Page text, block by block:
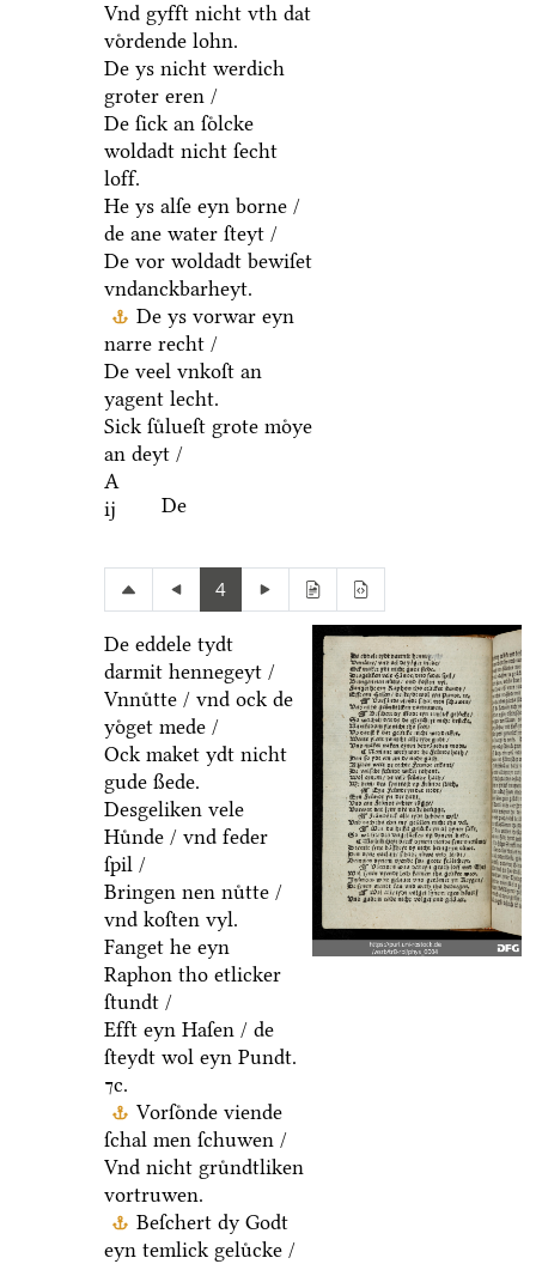
Vnd gyfft nicht vth dat
voͤrdende lohn.
De ys nicht werdich
groter eren /
De ſick an ſoͤlcke
woldadt nicht ſecht
loff.
He ys alſe eyn borne /
de ane water ſteyt /
De vor woldadt bewiſet
vndanckbarheyt.
De ys vorwar eyn
narre recht /
De veel vnkoſt an
yagent lecht.
Sick ſuͤlueſt grote moͤye
an deyt /
A
ij
De
4
De eddele tydt
darmit hennegeyt /
Vnnuͤtte / vnd ock de
yoͤget mede /
Ock maket ydt nicht
gude ßede.
Desgeliken vele
Huͤnde / vnd feder
ſpil /
Bringen nen nuͤtte /
vnd koſten vyl.
Fanget he eyn
Raphon tho etlicker
ſtundt /
Efft eyn Haſen / de
ſteydt wol eyn Pundt.
⁊c.
Vorſoͤnde viende
ſchal men ſchuwen /
Vnd nicht gruͤndtliken
vortruwen.
Beſchert dy Godt
eyn temlick geluͤcke /